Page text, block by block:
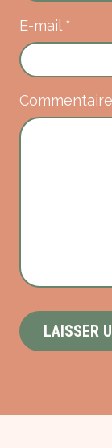
Commentaire
E-mail *